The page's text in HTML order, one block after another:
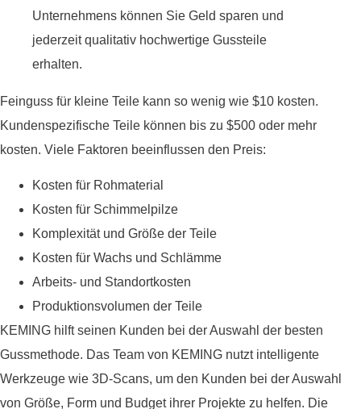
Unternehmens können Sie Geld sparen und
jederzeit qualitativ hochwertige Gussteile
erhalten.
Feinguss für kleine Teile kann so wenig wie $10 kosten.
Kundenspezifische Teile können bis zu $500 oder mehr
kosten. Viele Faktoren beeinflussen den Preis:
Kosten für Rohmaterial
Kosten für Schimmelpilze
Komplexität und Größe der Teile
Kosten für Wachs und Schlämme
Arbeits- und Standortkosten
Produktionsvolumen der Teile
KEMING hilft seinen Kunden bei der Auswahl der besten
Gussmethode. Das Team von KEMING nutzt intelligente
Werkzeuge wie 3D-Scans, um den Kunden bei der Auswahl
von Größe, Form und Budget ihrer Projekte zu helfen. Die